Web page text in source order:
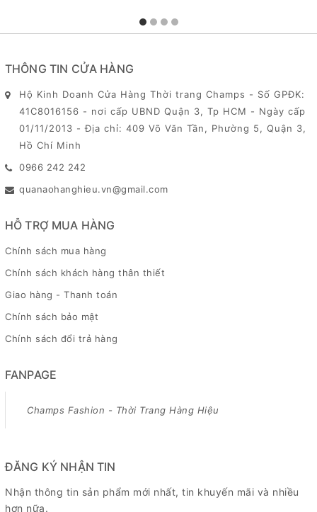
THÔNG TIN CỬA HÀNG
Hộ Kinh Doanh Cửa Hàng Thời trang Champs - Số GPĐK:
41C8016156 - nơi cấp UBND Quận 3, Tp HCM - Ngày cấp
01/11/2013 - Địa chỉ: 409 Võ Văn Tần, Phường 5, Quận 3,
Hồ Chí Minh
0966 242 242
quanaohanghieu.vn@gmail.com
HỖ TRỢ MUA HÀNG
Chính sách mua hàng
Chính sách khách hàng thân thiết
Giao hàng - Thanh toán
Chính sách bảo mật
Chính sách đổi trả hàng
FANPAGE
Champs Fashion - Thời Trang Hàng Hiệu
ĐĂNG KÝ NHẬN TIN
Nhận thông tin sản phẩm mới nhất, tin khuyến mãi và nhiều
hơn nữa.